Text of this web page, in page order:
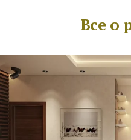
Все о